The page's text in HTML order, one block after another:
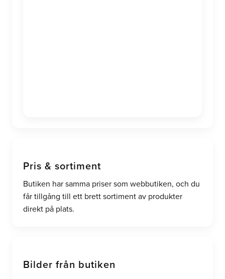
Pris & sortiment
Butiken har samma priser som webbutiken, och du
får tillgång till ett brett sortiment av produkter
direkt på plats.
Bilder från butiken